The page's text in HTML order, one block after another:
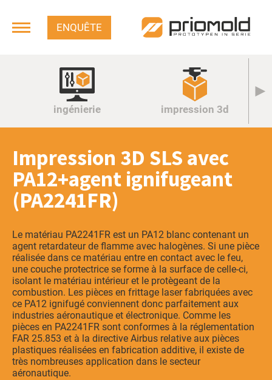
ingénierie impression 3d
ENQUÊTE
Impression 3D SLS avec
PA12+agent ignifugeant
(PA2241FR)
Le matériau PA2241FR est un PA12 blanc contenant un
agent retardateur de flamme avec halogènes. Si une pièce
réalisée dans ce matériau entre en contact avec le feu,
une couche protectrice se forme à la surface de celle-ci,
isolant le matériau intérieur et le protègeant de la
combustion. Les pièces en frittage laser fabriquées avec
ce PA12 ignifugé conviennent donc parfaitement aux
industries aéronautique et électronique. Comme les
pièces en PA2241FR sont conformes à la réglementation
FAR 25.853 et à la directive Airbus relative aux pièces
plastiques réalisées en fabrication additive, il existe de
très nombreuses application dans le secteur
aéronautique.